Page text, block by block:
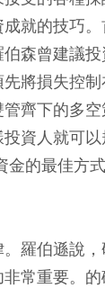
就的技巧
森曾建議
將損失控制
齊下的多
資人就可
金的最佳方
羅伯遜說
常重要。的